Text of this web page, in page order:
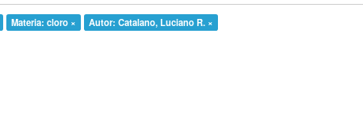
Materia: cloro × Autor: Catalano, Luciano R. ×